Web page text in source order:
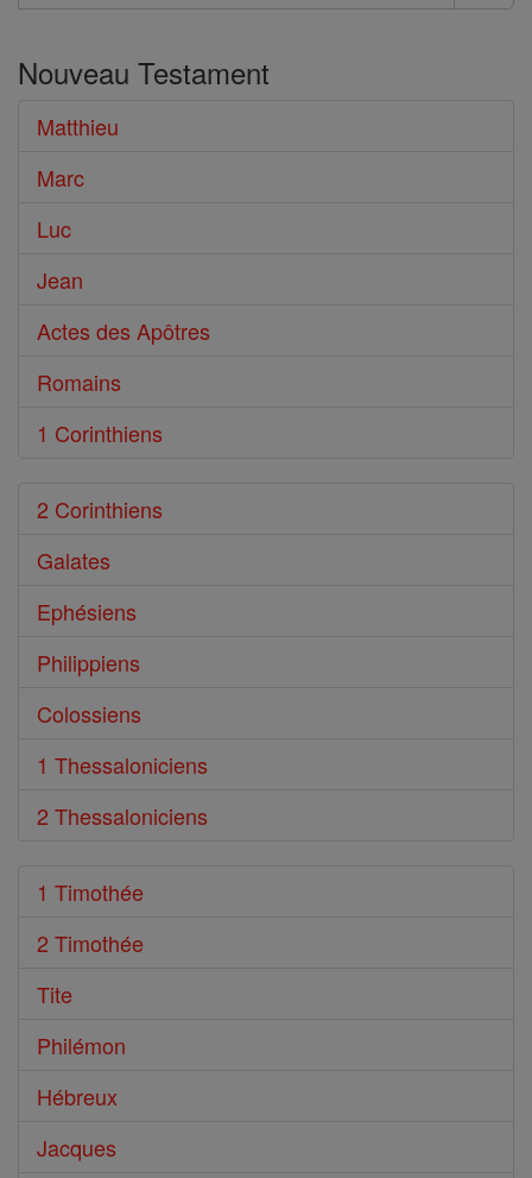
Rechercher
le
Bible
Nouveau Testament
Matthieu
Marc
Luc
Jean
Actes des Apôtres
Romains
1 Corinthiens
2 Corinthiens
Galates
Ephésiens
Philippiens
Colossiens
1 Thessaloniciens
2 Thessaloniciens
1 Timothée
2 Timothée
Tite
Philémon
Hébreux
Jacques